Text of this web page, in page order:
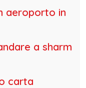
aeroporto in
a sharm
carta